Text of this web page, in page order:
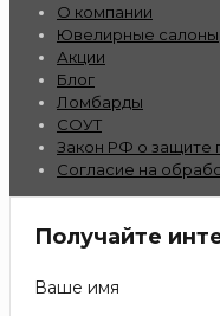
О компании
Ювелирные салоны
Акции
Блог
Ломбарды
СОУТ
Закон РФ о защите
Согласие на
Получайте
Ваше имя